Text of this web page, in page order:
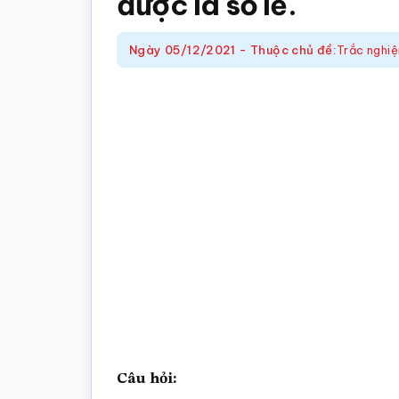
trắc
nghiệm
Toán
Ngày 05/12/2021 - Thuộc chủ đề:Trắc
Câu hỏi: